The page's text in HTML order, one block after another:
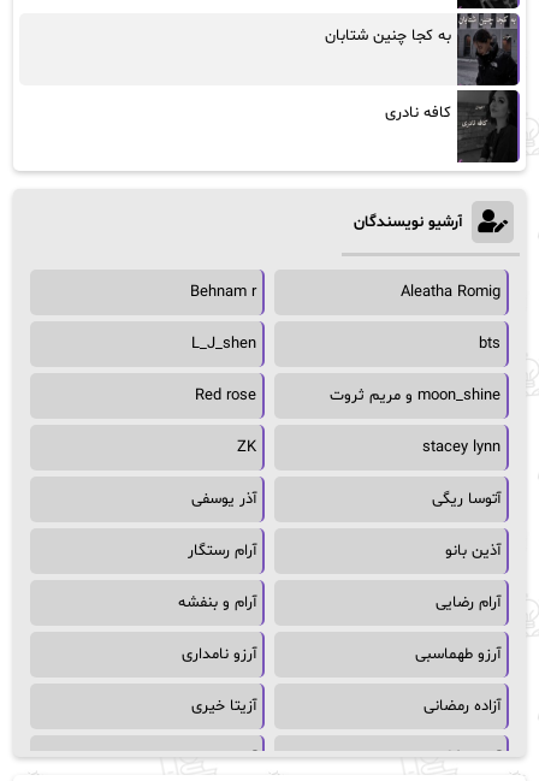
به کجا چنین شتابان
کافه نادری
آرشیو نویسندگان
Aleatha Romig
Behnam r
bts
L_J_shen
moon_shine و مریم ثروت Red rose
stacey lynn
ZK
آتوسا ریگی آذر یوسفی
آذین بانو آرام رستگار
آرام رضایی آرام و بنفشه
آرزو طهماسبی آرزو نامداری
آزاده رمضانی آزیتا خیری
آسمان64 آسمان۶۵